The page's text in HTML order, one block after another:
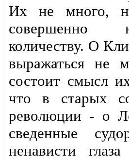
Их не много,
совершенно
количеству. О
выражаться не
состоит смысл
что в старых
революции - о
сведенные
ненависти